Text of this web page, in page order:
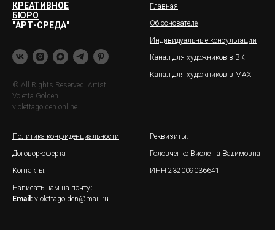
КРЕАТИВНОЕ
БЮРО
"АРТ-СРЕДА"
© All Rights Reserved. Artist
Voletta Golden
violettagolden.online
Главная
Об основателе
Индивидуальные консультации
Канал для художников в ВК
Канал для художников в МАХ
Политика конфиденциальности
Договор-оферта
Контакты:
Написать нам на почту:
Email: violettagolden@mail.ru
Реквизиты:
Головченко Виолетта Вадимовна
ИНН 232009036641